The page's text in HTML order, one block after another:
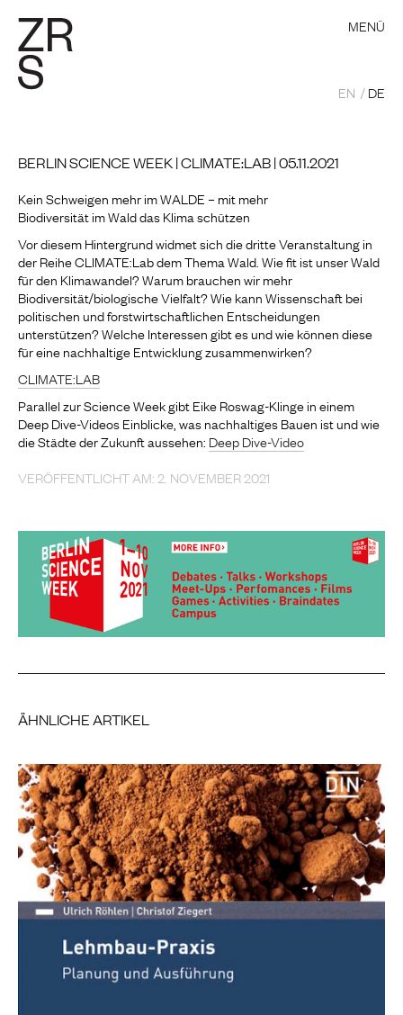
MENÜ
EN DE
BERLIN SCIENCE WEEK | CLIMATE:LAB | 05.11.2021
Kein Schweigen mehr im WALDE – mit mehr
Biodiversität im Wald das Klima schützen
Vor diesem Hintergrund widmet sich die dritte Veranstaltung in
der Reihe CLIMATE:Lab dem Thema Wald. Wie fit ist unser Wald
für den Klimawandel? Warum brauchen wir mehr
Biodiversität/biologische Vielfalt? Wie kann Wissenschaft bei
politischen und forstwirtschaftlichen Entscheidungen
unterstützen? Welche Interessen gibt es und wie können diese
für eine nachhaltige Entwicklung zusammenwirken?
CLIMATE:LAB
Parallel zur Science Week gibt Eike Roswag-Klinge in einem
Deep Dive-Videos Einblicke, was nachhaltiges Bauen ist und wie
die Städte der Zukunft aussehen: Deep Dive-Video
VERÖFFENTLICHT AM: 2. NOVEMBER 2021
ÄHNLICHE ARTIKEL